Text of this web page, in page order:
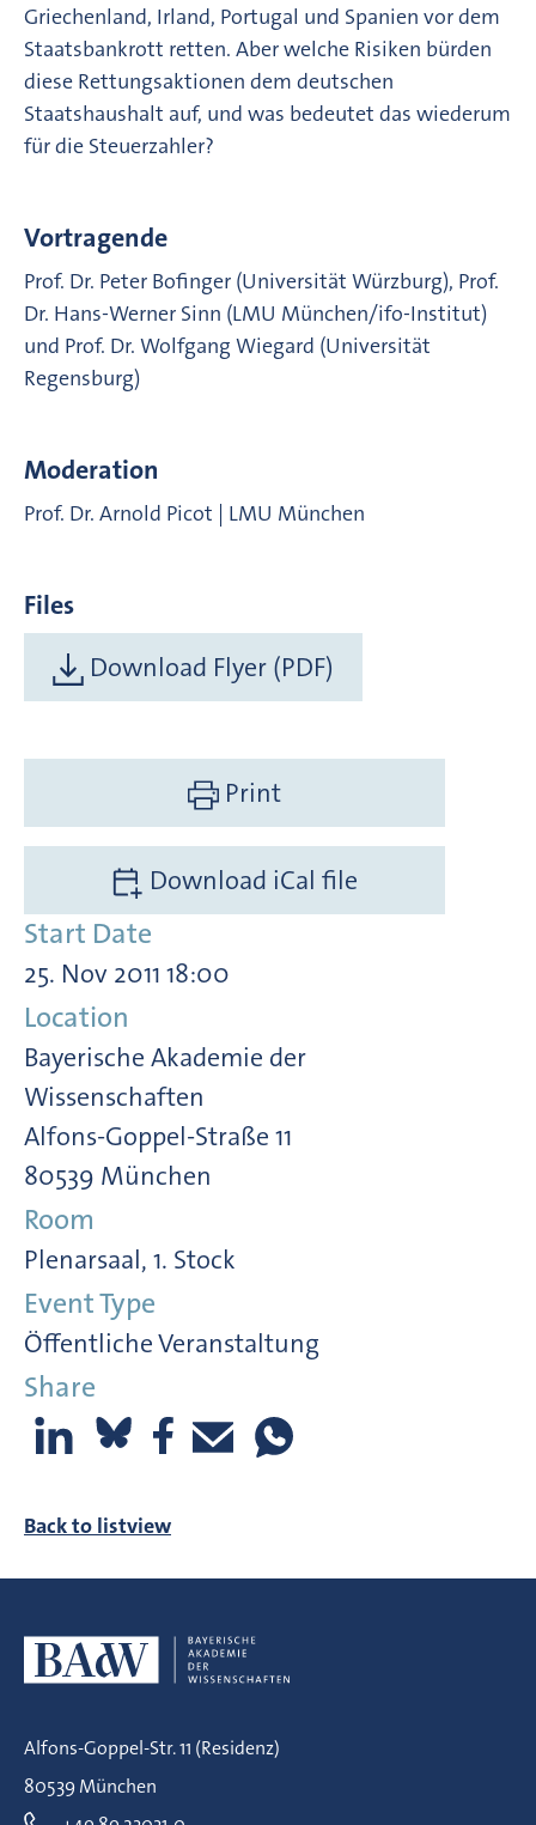
Griechenland, Irland, Portugal und Spanien vor dem
Staatsbankrott retten. Aber welche Risiken bürden
diese Rettungsaktionen dem deutschen
Staatshaushalt auf, und was bedeutet das wiederum
für die Steuerzahler?
Vortragende
Prof. Dr. Peter Bofinger (Universität Würzburg), Prof.
Dr. Hans-Werner Sinn (LMU München/ifo-Institut)
und Prof. Dr. Wolfgang Wiegard (Universität
Regensburg)
Moderation
Prof. Dr. Arnold Picot | LMU München
Files
Download Flyer (PDF)
Print
Download iCal file
Start Date
25. Nov 2011 18:00
Location
Bayerische Akademie der
Wissenschaften
Alfons-Goppel-Straße 11
80539 München
Room
Plenarsaal, 1. Stock
Event Type
Öffentliche Veranstaltung
Share
Back to listview
Alfons-Goppel-Str. 11 (Residenz)
80539 München